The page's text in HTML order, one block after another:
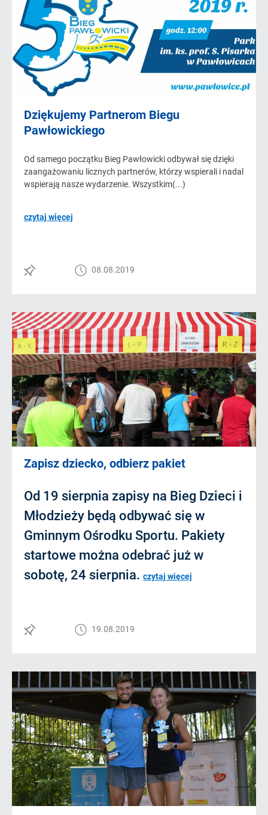
Dziękujemy Partnerom Biegu
Pawłowickiego
Od samego początku Bieg Pawłowicki odbywał się dzięki
zaangażowaniu licznych partnerów, którzy wspierali i nadal
wspierają nasze wydarzenie. Wszystkim(...)
czytaj więcej
08.08.2019
Zapisz dziecko, odbierz pakiet
Od 19 sierpnia zapisy na Bieg Dzieci i
Młodzieży będą odbywać się w
Gminnym Ośrodku Sportu. Pakiety
startowe można odebrać już w
sobotę, 24 sierpnia. czytaj więcej
19.08.2019